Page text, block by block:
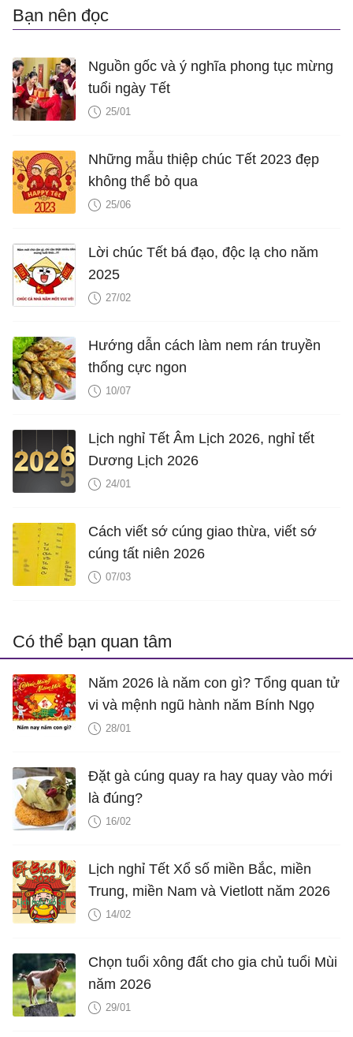
Bạn nên đọc
Nguồn gốc và ý nghĩa phong tục mừng
tuổi ngày Tết
25/01
Những mẫu thiệp chúc Tết 2023 đẹp
không thể bỏ qua
25/06
Lời chúc Tết bá đạo, độc lạ cho năm
2025
27/02
Hướng dẫn cách làm nem rán truyền
thống cực ngon
10/07
Lịch nghỉ Tết Âm Lịch 2026, nghỉ tết
Dương Lịch 2026
24/01
Cách viết sớ cúng giao thừa, viết sớ
cúng tất niên 2026
07/03
Có thể bạn quan tâm
Năm 2026 là năm con gì? Tổng quan tử
vi và mệnh ngũ hành năm Bính Ngọ
28/01
Đặt gà cúng quay ra hay quay vào mới
là đúng?
16/02
Lịch nghỉ Tết Xổ số miền Bắc, miền
Trung, miền Nam và Vietlott năm 2026
14/02
Chọn tuổi xông đất cho gia chủ tuổi Mùi
năm 2026
29/01